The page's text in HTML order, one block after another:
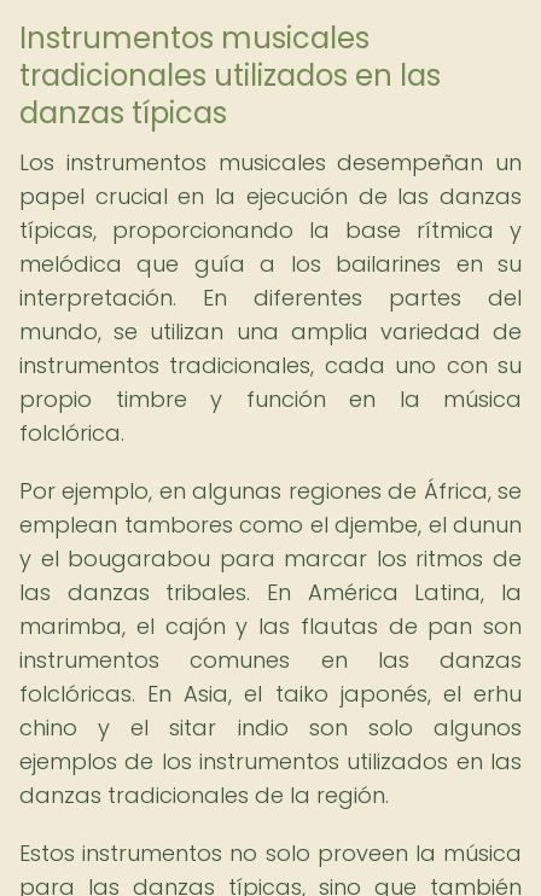
Instrumentos musicales
tradicionales utilizados en las
danzas típicas
Los instrumentos musicales desempeñan un
papel crucial en la ejecución de las danzas
típicas, proporcionando la base rítmica y
melódica que guía a los bailarines en su
interpretación. En diferentes partes del
mundo, se utilizan una amplia variedad de
instrumentos tradicionales, cada uno con su
propio timbre y función en la música
folclórica.
Por ejemplo, en algunas regiones de África, se
emplean tambores como el djembe, el dunun
y el bougarabou para marcar los ritmos de
las danzas tribales. En América Latina, la
marimba, el cajón y las flautas de pan son
instrumentos comunes en las danzas
folclóricas. En Asia, el taiko japonés, el erhu
chino y el sitar indio son solo algunos
ejemplos de los instrumentos utilizados en las
danzas tradicionales de la región.
Estos instrumentos no solo proveen la música
para las danzas típicas, sino que también